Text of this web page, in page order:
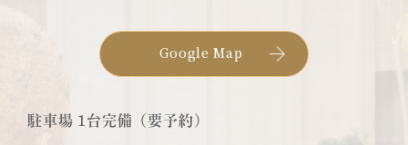
Google Map
駐車場 1台完備（要予約）